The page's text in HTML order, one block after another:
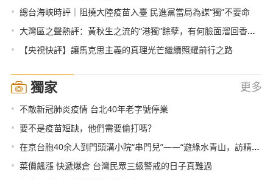
• 總台海峽時評｜阻撓大陸疫苗入臺 民進黨當局為謀“獨”不要命
• 大灣區之聲熱評：黃秋生之流的“港獨”餘孽，有何臉面溜回香港？
• 【央視快評】讓馬克思主義的真理光芒繼續照耀前行之路
獨家 更多
• 不敵新冠肺炎疫情 台北40年老字號停業
• 要不是疫苗短缺，他們需要偷打嗎？
• 在京台胞40余人到門頭溝小院“串門兒”——“遊綠水青山，訪精品民宿”
• 菜價飆漲 快遞爆倉 台灣民眾三級警戒的日子真難過